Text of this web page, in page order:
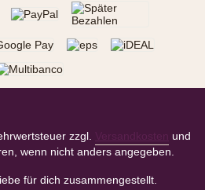
zzgl. Versandkosten
und
wenn nicht anders angegeben.
für dich zusammengestellt.